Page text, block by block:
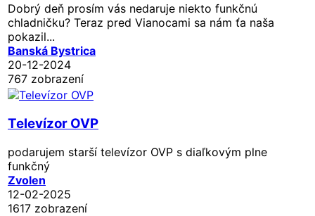
Dobrý deň prosím vás nedaruje niekto funkčnú
chladničku? Teraz pred Vianocami sa nám ťa naša
pokazil...
Banská Bystrica
20-12-2024
767 zobrazení
Televízor OVP
podarujem starší televízor OVP s diaľkovým plne
funkčný
Zvolen
12-02-2025
1617 zobrazení